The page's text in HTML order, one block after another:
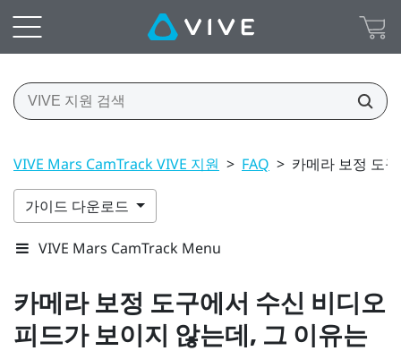
VIVE Mars CamTrack VIVE 지원 > FAQ > 카메라 보정 도
가이드 다운로드
VIVE Mars CamTrack Menu
카메라 보정 도구에서 수신 비디오
피드가 보이지 않는데, 그 이유는